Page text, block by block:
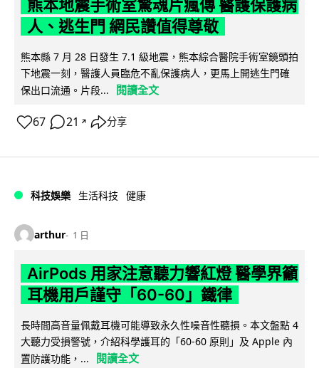
熊本地震手術室驚魂片瘋傳 醫護保護病
人、逃生門 網民讚值得尊敬
熊本縣 7 月 28 日發生 7.1 級地震，熊本綜合醫院手術室鏡頭拍
下地震一刻，醫護人員臨危不亂保護病人，更馬上開逃生門確
保出口流通。片段...
閱讀全文
67 21 ↗ 分享
科技娛樂 生活科技 健康
arthur 1 日
AirPods 用家注意聽力響紅燈 醫學界籲
耳機用戶謹守「60-60」鐵律
長時間高音量佩戴耳機可能導致永久性噪音性聽損。本文盤點 4
大聽力受損警號，介紹科學護耳的「60-60 原則」及 Apple 內
置防護功能，...
閱讀全文